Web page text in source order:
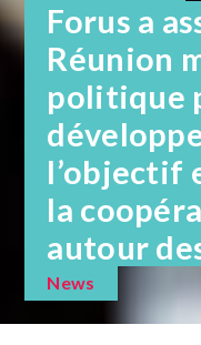
Forus a
Réunion
politique
l’objectif
la
autour
News